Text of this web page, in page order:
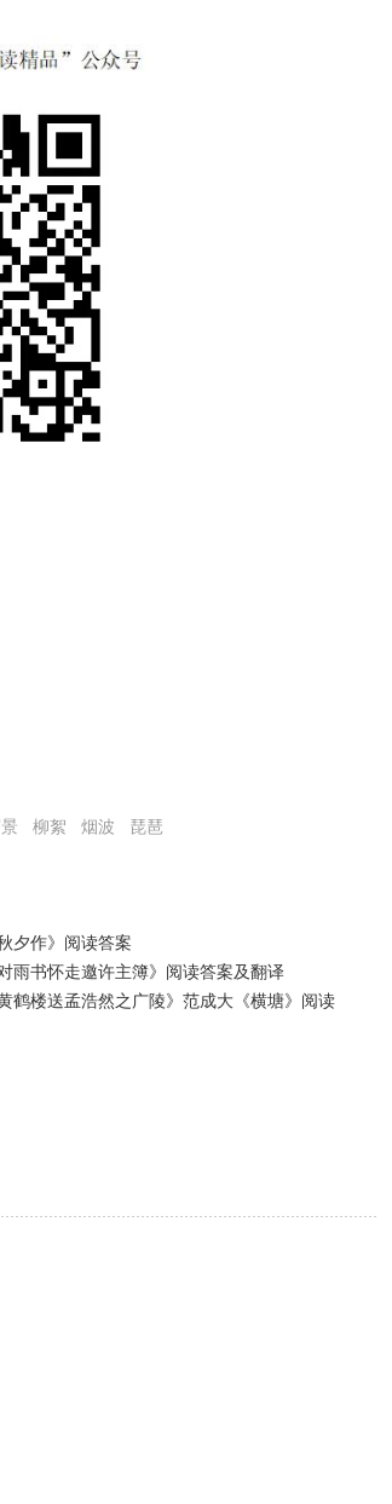
柳絮 烟波 琵琶
夕作》阅读答案
雨书怀走邀许主簿》阅读答案及翻译
鹤楼送孟浩然之广陵》范成大《横塘》阅读